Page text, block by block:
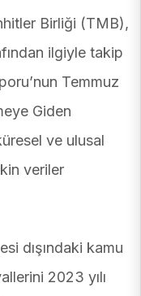
Birliği (TMB),
ilgiyle takip
Temmuz
Giden
ve ulusal
veriler
dışındaki kamu
2023 yılı